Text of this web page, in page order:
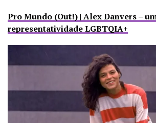
Pro Mundo (Out!) | Alex Danvers –
representatividade LGBTQIA+